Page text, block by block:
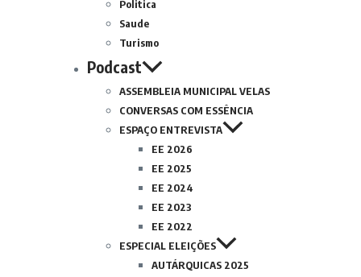
Politica
Saude
Turismo
Podcast
ASSEMBLEIA MUNICIPAL VELAS
CONVERSAS COM ESSÊNCIA
ESPAÇO ENTREVISTA
EE 2026
EE 2025
EE 2024
EE 2023
EE 2022
ESPECIAL ELEIÇÕES
AUTÁRQUICAS 2025